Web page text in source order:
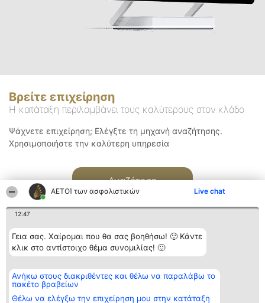
ΑΕΤΟΊ των ασφαλιστικών Live chat
12:47
Γεια σας. Χαίρομαι που θα σας βοηθήσω! 🙂 Κάντε
κλικ στο αντίστοιχο θέμα συνομιλίας! 🙂
Ανήκω στους διακριθέντες και θέλω να παραλάβω το
πακέτο βραβείων
Θέλω να ελέγξω την επιχείρηση μου στην κατάταξη
Βρείτε επιχείρηση
Η κατάταξη περιλαμβάνει τους καλύτερους στον κλάδο
Ψάχνετε επιχείρηση; Ελέγξτε τη μηχανή αναζήτησης.
Χρησιμοποιήστε την καλύτερη υπηρεσία
Αναζήτηση
Διοργανωτής της
κατάταξης
BEAUTIFUL COMPANY
Κατάταξη
Διακριθέντες
των
Επικοινωνία
Επικοινωνία